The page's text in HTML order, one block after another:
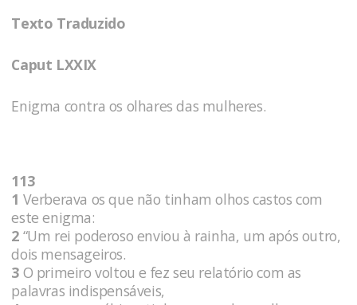
Texto Traduzido
Caput LXXIX
Enigma contra os olhares das mulheres.
113
1 Verberava os que não tinham olhos castos com
este enigma:
2 “Um rei poderoso enviou à rainha, um após outro,
dois mensageiros.
3 O primeiro voltou e fez seu relatório com as
palavras indispensáveis,